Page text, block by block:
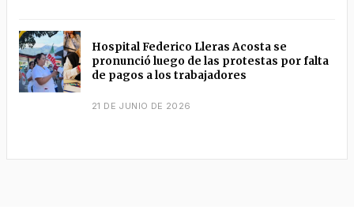
Hospital Federico Lleras Acosta se
pronunció luego de las protestas por falta
de pagos a los trabajadores
21 DE JUNIO DE 2026